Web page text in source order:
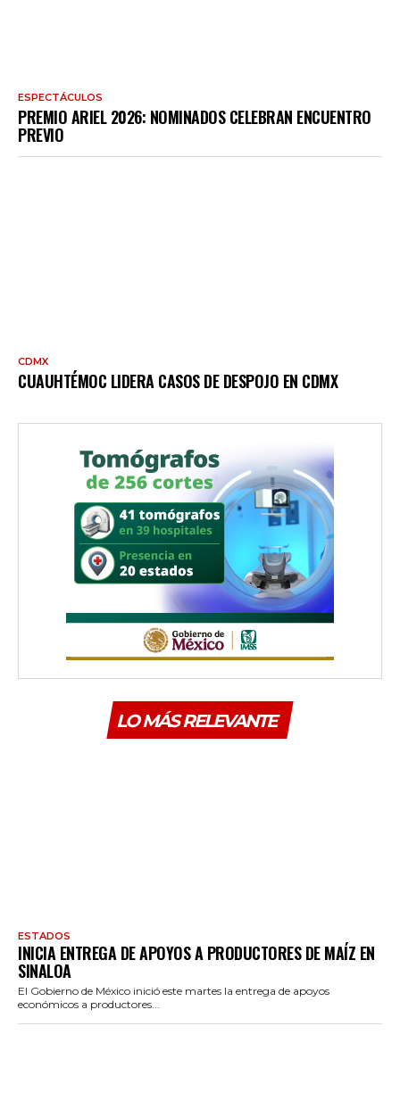
ESPECTÁCULOS
PREMIO ARIEL 2026: NOMINADOS CELEBRAN ENCUENTRO
PREVIO
CDMX
CUAUHTÉMOC LIDERA CASOS DE DESPOJO EN CDMX
LO MÁS RELEVANTE
ESTADOS
INICIA ENTREGA DE APOYOS A PRODUCTORES DE MAÍZ EN
SINALOA
El Gobierno de México inició este martes la entrega de apoyos
económicos a productores...